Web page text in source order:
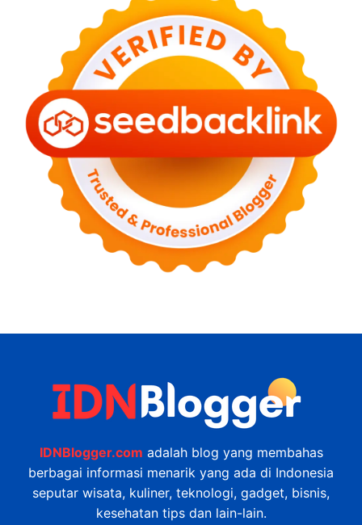
IDNBlogger.com adalah blog yang membahas
berbagai informasi menarik yang ada di Indonesia
seputar wisata, kuliner, teknologi, gadget, bisnis,
kesehatan tips dan lain-lain.